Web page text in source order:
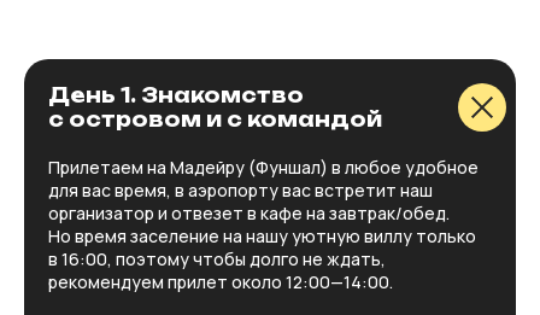
День 1. Знакомство
с островом и с командой
Прилетаем на Мадейру (Фуншал) в любое удобное
для вас время, в аэропорту вас встретит наш
организатор и отвезет в кафе на завтрак/обед.
Но время заселение на нашу уютную виллу только
в 16:00, поэтому чтобы долго не ждать,
рекомендуем прилет около 12:00—14:00.